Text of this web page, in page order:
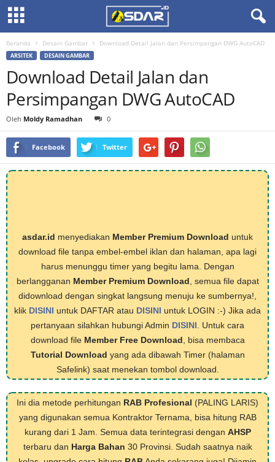
Beranda Desain Gambar Download Detail Jalan dan Persimpangan DWG AutoCAD
ARSITEK DESAIN GAMBAR
Download Detail Jalan dan
Persimpangan DWG AutoCAD
Oleh Moldy Ramadhan 0
Facebook Twitter
asdar.id menyediakan Member Premium Download untuk
download file tanpa embel-embel iklan dan halaman, apa lagi
harus menunggu timer yang begitu lama. Dengan
berlangganan Member Premium Download , semua file dapat
didownload dengan singkat langsung menuju ke sumbernya!,
klik DISINI untuk DAFTAR atau DISINI untuk LOGIN :-) Jika ada
pertanyaan silahkan hubungi Admin DISINI . Untuk cara
download file Member Free Download , bisa membaca
Tutorial Download yang ada dibawah Timer (halaman
Safelink) saat menekan tombol download.
Ini dia metode perhitungan RAB Profesional (PALING LARIS)
yang digunakan semua Kontraktor Ternama, bisa hitung RAB
kurang dari 1 Jam. Semua data terintegrasi dengan AHSP
terbaru dan Harga Bahan 30 Provinsi. Sudah saatnya naik